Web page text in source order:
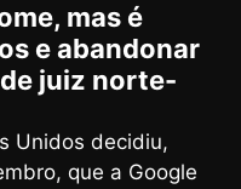
mas é
e abandonar
juiz norte-
Unidos decidiu,
que a Google